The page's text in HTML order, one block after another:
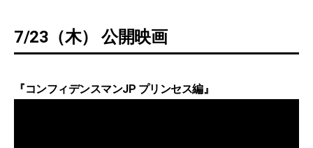
7/23（木） 公開映画
『コンフィデンスマンJP プリンセス編』